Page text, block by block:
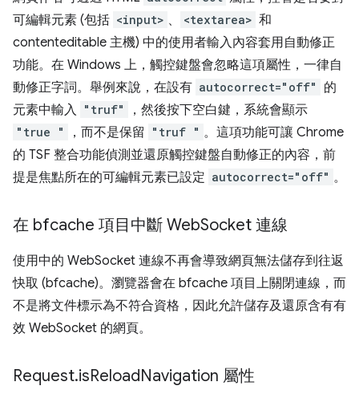
可編輯元素 (包括 <input> 、 <textarea> 和
contenteditable 主機) 中的使用者輸入內容套用自動修正
功能。在 Windows 上，觸控鍵盤會忽略這項屬性，一律自
動修正字詞。舉例來說，在設有 autocorrect="off"
的
元素中輸入 "truf" ，然後按下空白鍵，系統會顯示
"true " ，而不是保留 "truf " 。這項功能可讓 Chrome
的 TSF 整合功能偵測並還原觸控鍵盤自動修正的內容，前
提是焦點所在的可編輯元素已設定 autocorrect="off" 。
在 bfcache 項目中斷 WebSocket 連線
使用中的 WebSocket 連線不再會導致網頁無法儲存到往返
快取 (bfcache)。瀏覽器會在 bfcache 項目上關閉連線，而
不是將文件標示為不符合資格，因此允許儲存及還原含有有
效 WebSocket 的網頁。
Request.isReloadNavigation 屬性